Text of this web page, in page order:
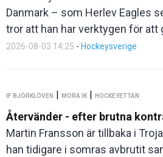
Danmark – som Herlev Eagles
tror att han har verktygen för att
2026-08-03 14:25 - Hockeysverige
IF BJÖRKLÖVEN | MORA IK | HOCKEYETTAN
Återvänder - efter brutna
Martin Fransson är tillbaka i
han tidigare i somras avbrutit